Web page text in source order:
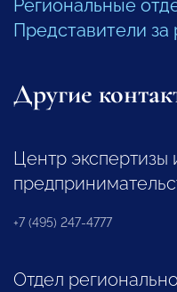
Региональные
Представители
Другие
Центр экспертизы
+7 (495) 247-4777
Отдел